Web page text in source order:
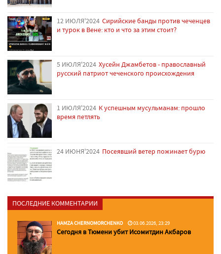
12 ИЮЛЯ'2024 Сирийские банды против чеченцев
и турок в Вене: кто и что за этим стоит?
5 ИЮЛЯ'2024 Хусейн Джамбетов - православный
русский патриот чеченского происхождения
1 ИЮЛЯ'2024 К успешным мусульманам: прошло
время петлять
24 ИЮНЯ'2024 Посеявший ветер пожинает бурю
ПОСЛЕДНИЕ КОММЕНТАРИИ
HAMZA CHERNOMORCHENKO 03.06.2026, 23:29
Сегодня в Тюмени убит Исомитдин Акбаров